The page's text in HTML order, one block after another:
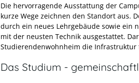
Die hervorragende Ausstattung der
kurze Wege zeichnen den Standort aus.
durch ein neues Lehrgebäude sowie ein
mit der neusten Technik ausgestattet.
Studierendenwohnheim die
Das Studium -